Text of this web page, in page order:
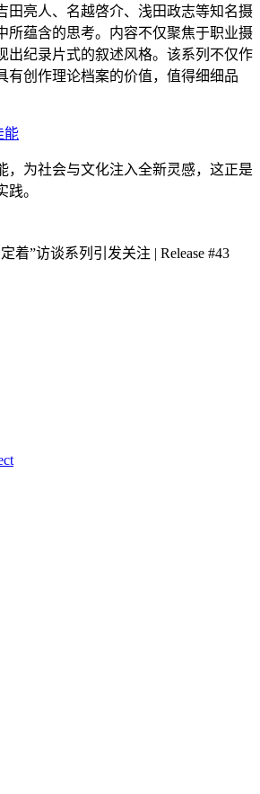
田亮人、名越啓介、浅田政志等知名摄
所蕴含的思考。内容不仅聚焦于职业摄
出纪录片式的叙述风格。该系列不仅作
有创作理论档案的价值，值得细细品
能
，为社会与文化注入全新灵感，这正是
。
着”访谈系列引发关注 | Release #43